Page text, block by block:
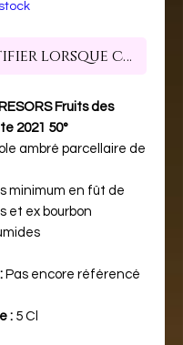
lorsque cet
Fruits des
2021 50°
ambré parcellaire de
minimum en fût de
et ex bourbon
Pas encore référencé
: 5 Cl